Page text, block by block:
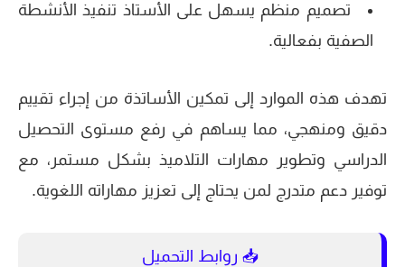
تصميم منظم يسهل على الأستاذ تنفيذ الأنشطة
الصفية بفعالية.
تهدف هذه الموارد إلى تمكين الأساتذة من إجراء تقييم
دقيق ومنهجي، مما يساهم في رفع مستوى التحصيل
الدراسي وتطوير مهارات التلاميذ بشكل مستمر، مع
توفير دعم متدرج لمن يحتاج إلى تعزيز مهاراته اللغوية.
📥 روابط التحميل